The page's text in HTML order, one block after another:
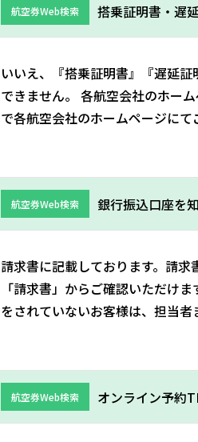
航空券Web検索 搭乗証明書・遅
いいえ、『搭乗証明書』『遅延
できません。 各航空会社のホー
で各航空会社のホームページに
航空券Web検索 銀行振込口座を
請求書に記載しております。請
「請求書」からご確認いただけ
をされていないお客様は、担当
航空券Web検索 オンライン予約